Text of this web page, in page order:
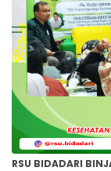
RSU BIDADARI